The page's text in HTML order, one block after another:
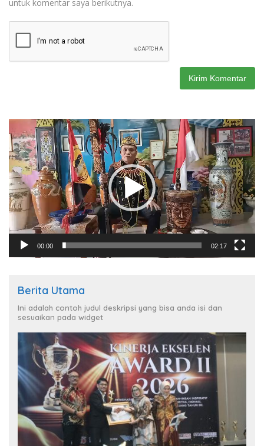
untuk komentar saya berikutnya.
Pemutar
Video
00:00 02:17
Berita Utama
Ini adalah contoh judul deskripsi yang bisa anda isi dan
sesuaikan pada widget